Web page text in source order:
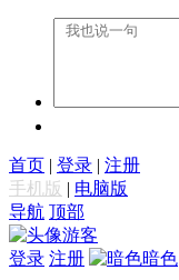
首页 | 登录 | 注册
手机版 | 电脑版
导航 顶部
游客
登录 注册 暗色